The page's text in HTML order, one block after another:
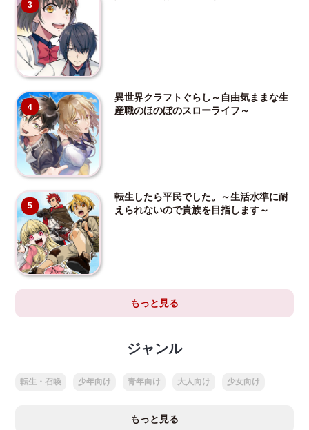
3
4
異世界クラフトぐらし～自由気ままな生
産職のほのぼのスローライフ～
5
転生したら平民でした。～生活水準に耐
えられないので貴族を目指します～
もっと見る
ジャンル
転生・召喚 少年向け 青年向け 大人向け 少女向け
もっと見る